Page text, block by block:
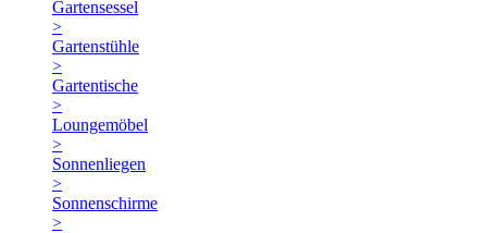
Gartensessel
>
Gartenstühle
>
Gartentische
>
Loungemöbel
>
Sonnenliegen
>
Sonnenschirme
>